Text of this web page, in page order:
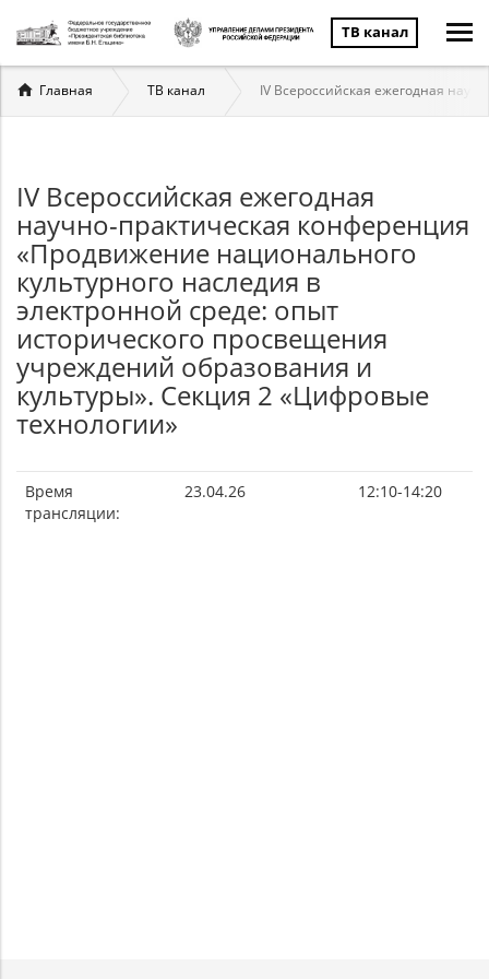
ТВ канал
Вы
здесь
Главная ТВ канал IV Всероссийская ежегодная
IV Всероссийская ежегодная
научно-практическая конференция
«Продвижение национального
культурного наследия в
электронной среде: опыт
исторического просвещения
учреждений образования и
культуры». Секция 2 «Цифровые
технологии»
Время
трансляции:
23.04.26 12:10-14:20